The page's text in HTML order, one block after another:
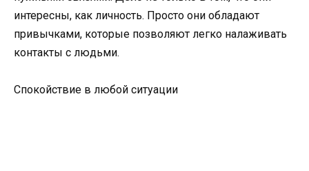
интересны, как личность. Просто они обладают
привычками, которые позволяют легко налаживать
контакты с людьми.
Спокойствие в любой ситуации